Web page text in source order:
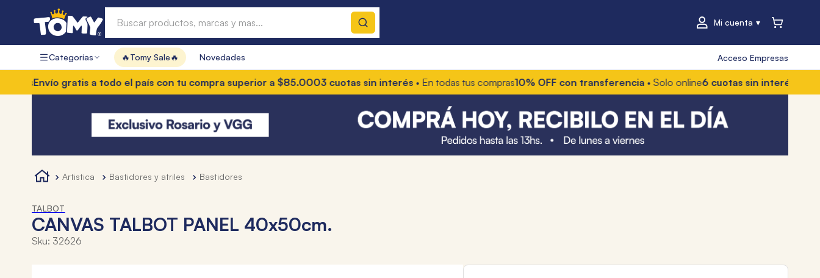
Mi cuenta
Categorías 🔥Tomy Sale🔥 Novedades Acceso Empresas
Envío gratis a todo el país con tu compra superior a $85.0003 cuotas sin interés• En todas tus compras10% OFF con transferencia• Solo online6 cuotas sin interés• Con
artistica bastidores y atriles bastidores
TALBOT
CANVAS TALBOT PANEL 40x50cm.
Sku: 32626
Términos más buscados
1.
hot wheels
mochilas
mochila
4. toy story